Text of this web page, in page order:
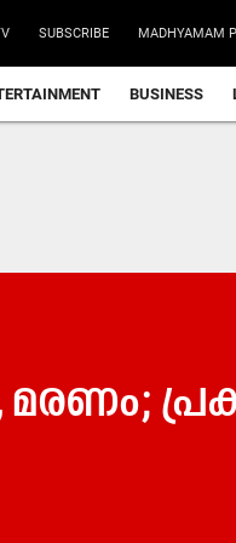
SUBSCRIBE MADHYAMAM
BUSINESS
മരണം;